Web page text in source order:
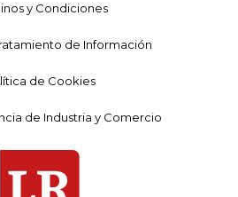
y Condiciones
de Información
de Cookies
de Industria y Comercio